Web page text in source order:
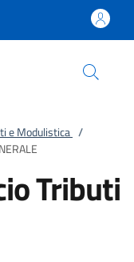
e Modulistica /
Tributi